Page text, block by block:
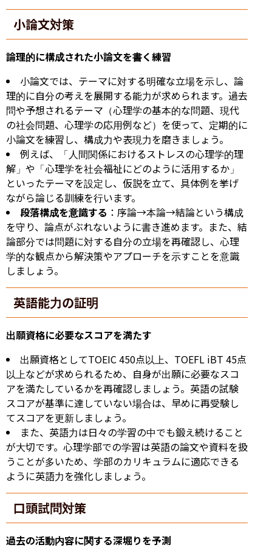
小論文対策
論理的に構成された小論文を書く練習
小論文では、テーマに対する明確な立場を示し、論
理的に自分の考えを展開する能力が求められます。過去
問や予想されるテーマ（心理学の基本的な問題、現代
の社会問題、心理学の応用例など）を使って、定期的に
小論文を練習し、構成力や表現力を磨きましょう。
例えば、「人間関係におけるストレスの心理学的理
解」や「心理学を社会福祉にどのように活用するか」
といったテーマを設定し、仮説を立て、具体例を挙げ
ながら論じる訓練を行います。
段落構成を意識する ：序論→本論→結論という構成
を守り、論点がぶれないように書き進めます。また、結
論部分では問題に対する自分の立場を再確認し、心理
学的な観点から解決策やアプローチを示すことを意識
しましょう。
英語能力の証明
出願資格に必要なスコアを満たす
出願資格としてTOEIC 450点以上、TOEFL iBT 45点
以上などが求められるため、自身が出願に必要なスコ
アを満たしているかを再確認しましょう。英語の試験
スコアが基準に達していない場合は、早めに再受験し
てスコアを更新しましょう。
また、英語力は日々の学習の中でも鍛え続けること
が大切です。心理学部での学習は英語の論文や資料を扱
うことが多いため、学部のカリキュラムに適応できる
ように英語力を強化しましょう。
口頭試問対策
過去の活動内容に関する深堀りを予測